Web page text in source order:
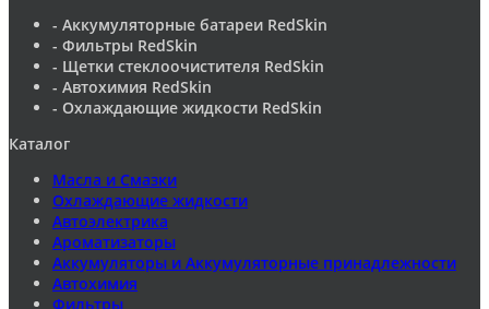
- Аккумуляторные батареи RedSkin
- Фильтры RedSkin
- Щетки стеклоочистителя RedSkin
- Автохимия RedSkin
- Охлаждающие жидкости RedSkin
Каталог
Масла и Смазки
Охлаждающие жидкости
Автоэлектрика
Ароматизаторы
Аккумуляторы и Аккумуляторные принадлежности
Автохимия
Фильтры